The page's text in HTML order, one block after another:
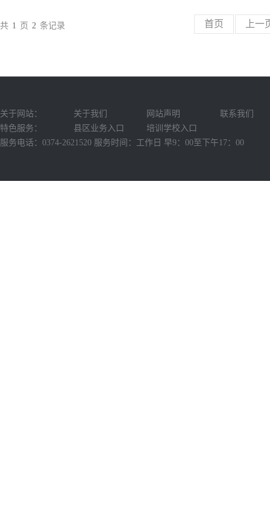
共 1 页 2 条记录 首页 上一
关于网站： 关于我们 网站声明
联系我们
特色服务：
县区业务入口
培训学校入口
服务电话：0374-2621520 服务时间：工作日 早9：00至下午17：00